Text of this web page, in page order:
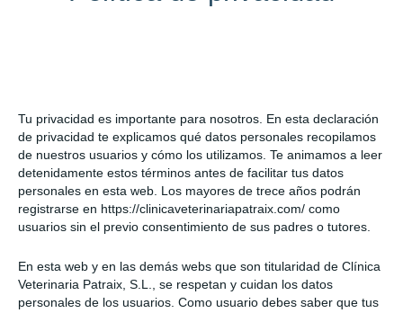
Tu privacidad es importante para nosotros. En esta declaración
de privacidad te explicamos qué datos personales recopilamos
de nuestros usuarios y cómo los utilizamos. Te animamos a leer
detenidamente estos términos antes de facilitar tus datos
personales en esta web. Los mayores de trece años podrán
registrarse en https://clinicaveterinariapatraix.com/ como
usuarios sin el previo consentimiento de sus padres o tutores.
En esta web y en las demás webs que son titularidad de Clínica
Veterinaria Patraix, S.L., se respetan y cuidan los datos
personales de los usuarios. Como usuario debes saber que tus